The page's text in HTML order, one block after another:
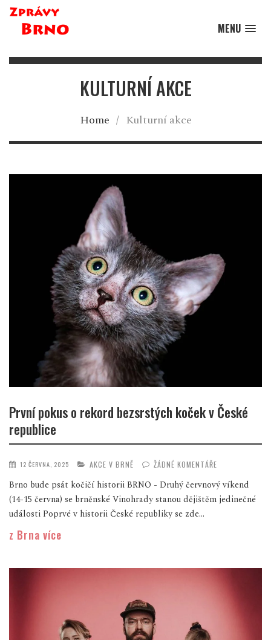
MENU
KULTURNÍ AKCE
Home / Kulturní akce
První pokus o rekord bezsrstých koček v České
republice
12 ČERVNA, 2025 AKCE V BRNĚ ŽÁDNÉ KOMENTÁŘE
Brno bude psát kočičí historii BRNO - Druhý červnový víkend
(14-15 června) se brněnské Vinohrady stanou dějištěm jedinečné
události Poprvé v historii České republiky se zde...
z Brna více